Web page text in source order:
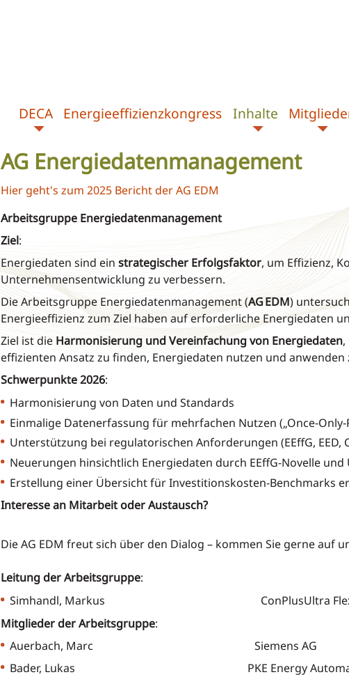
DECA Energieeffizienzkongress Inhalte
AG Energiedatenmanagement
Hier geht's zum 2025 Bericht der AG EDM
Arbeitsgruppe Energiedatenmanagement
Ziel:
Energiedaten sind ein strategischer Erfolgsfaktor, um Effizienz,
Unternehmensentwicklung zu verbessern.
Die Arbeitsgruppe Energiedatenmanagement (AG EDM)
Energieeffizienz zum Ziel haben auf erforderliche Energiedaten
Ziel ist die Harmonisierung und Vereinfachung von Energiedaten,
effizienten Ansatz zu finden, Energiedaten nutzen und anwenden
Schwerpunkte 2026:
Harmonisierung von Daten und Standards
Einmalige Datenerfassung für mehrfachen Nutzen
Unterstützung bei regulatorischen Anforderungen (EEffG, EED,
Neuerungen hinsichtlich Energiedaten durch EEffG-Novelle
Erstellung einer Übersicht für Investitionskosten-Benchmarks
Interesse an Mitarbeit oder Austausch?
Die AG EDM freut sich über den Dialog – kommen Sie gerne auf
Leitung der Arbeitsgruppe:
Simhandl, Markus ConPlusUltra
Mitglieder der Arbeitsgruppe:
Auerbach, Marc Siemens AG
Bader, Lukas PKE Energy